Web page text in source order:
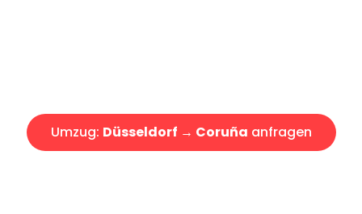
Umzug: Düsseldorf → Coruña anfragen